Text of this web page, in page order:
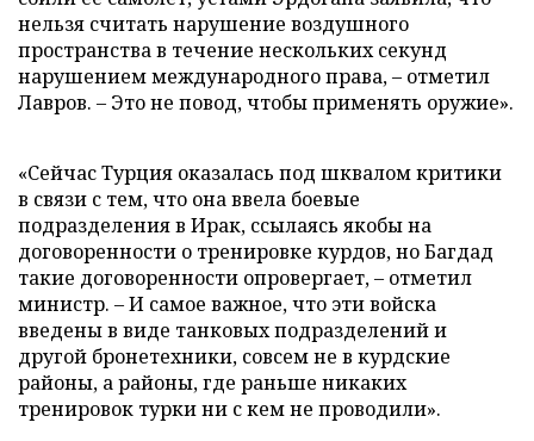
нельзя считать нарушение воздушного
пространства в течение нескольких секунд
нарушением международного права, – отметил
Лавров. – Это не повод, чтобы применять оружие».
«Сейчас Турция оказалась под шквалом критики
в связи с тем, что она ввела боевые
подразделения в Ирак, ссылаясь якобы на
договоренности о тренировке курдов, но Багдад
такие договоренности опровергает, – отметил
министр. – И самое важное, что эти войска
введены в виде танковых подразделений и
другой бронетехники, совсем не в курдские
районы, а районы, где раньше никаких
тренировок турки ни с кем не проводили».